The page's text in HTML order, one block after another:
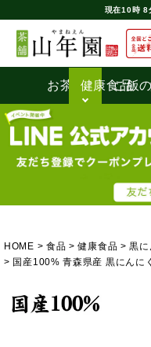
現在10時 8
お茶うけ健康食品
ご飯
HOME 食品 健康食品
黒
国産100% 青森県産 黒にんに